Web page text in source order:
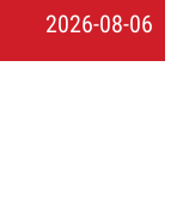
2026-08-06